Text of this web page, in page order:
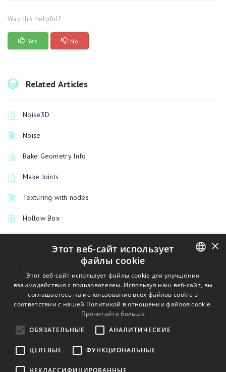
Was this helpful?
Yes No
Related Articles
Noise3D
Noise
Bake Geometry Info
Make Joints
Texturing with nodes
Hollow Box
Painting смещения (Micro-Vertex)
UP NEXT
Painting поверхности (полиокраска)
ENGLISH
BULGARIAN
CROATIAN
×
Этот веб-сайт использует
файлы cookie
Этот веб-сайт использует файлы cookie для улучшения
взаимодействия с пользователем. Используя наш веб-сайт, вы
соглашаетесь на использование всех файлов cookie в
соответствии с нашей Политикой в ​​отношении файлов cookie.
Прочитайте больше
ОБЯЗАТЕЛЬНЫЕ
АНАЛИТИЧЕСКИЕ
ЦЕЛЕВЫЕ ФУНКЦИОНАЛЬНЫЕ
НЕКЛАССИФИЦИРОВАННЫЕ